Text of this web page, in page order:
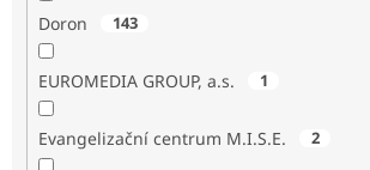
Doron 143
EUROMEDIA GROUP, a.s. 1
Evangelizační centrum M.I.S.E. 2